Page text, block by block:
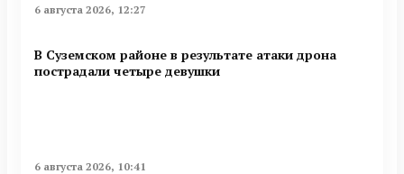
6 августа 2026, 12:27
В Суземском районе в результате атаки дрона
пострадали четыре девушки
6 августа 2026, 10:41